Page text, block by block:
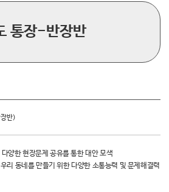
함께하는 곳
모집요강
수강신청하기
공지사항
통장-반장반
반)
양한 현장문제 공유를 통한 대안 모색
리 동네를 만들기 위한 다양한 소통능력 및 문제해결력